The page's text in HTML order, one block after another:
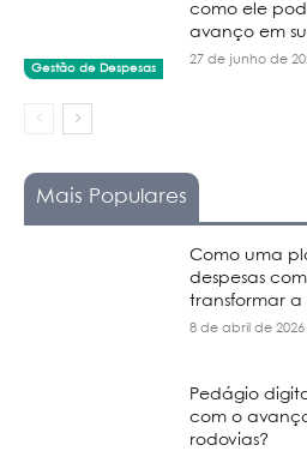
Gestão de Despesas
como ele
avanço em
27 de junho de
Mais Populares
Como uma
despesas
transformar a
8 de abril de 2026
Pedágio
com o
rodovias?